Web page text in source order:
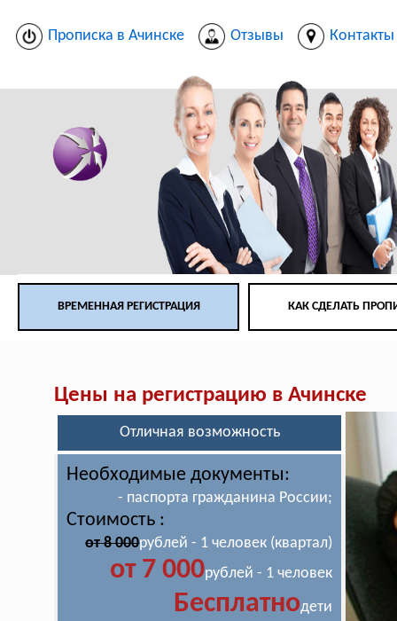
Прописка в Ачинске Отзывы Контакты
ВРЕМЕННАЯ РЕГИСТРАЦИЯ КАК СДЕЛАТЬ
Цены на регистрацию в Ачинске
Отличная возможность
Необходимые документы:
- паспорта гражданина России;
Стоимость :
от 8 000рублей - 1 человек (квартал)
от 7 000рублей - 1 человек
Бесплатнодети